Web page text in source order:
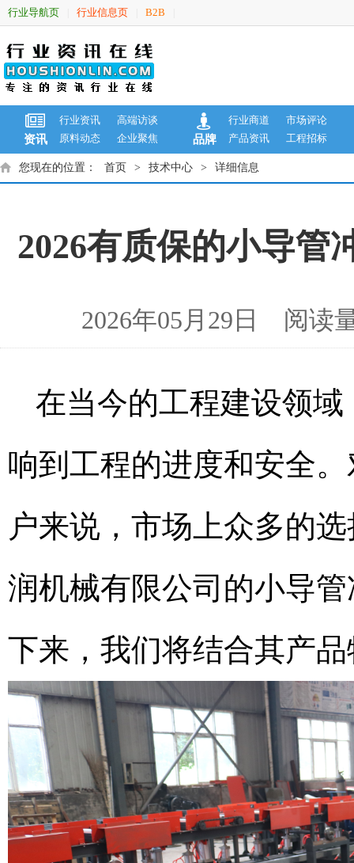
行业导航页 行业信息页 B2B
资讯
行业资讯
高端访谈
原料动态
企业聚焦 品牌
行业商道
市场评论
产品资讯
工程招标
您现在的位置： 首页 > 技术中心 > 详细信息
2026有质保的小导管
2026年05月29日 阅
在当今的工程建设领
响到工程的进度和安全
户来说，市场上众多的
润机械有限公司的小导
下来，我们将结合其产